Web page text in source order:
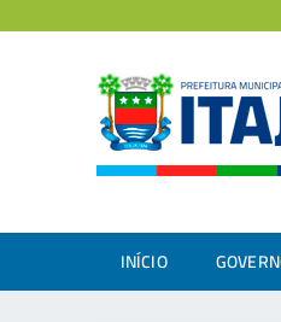
INÍCIO